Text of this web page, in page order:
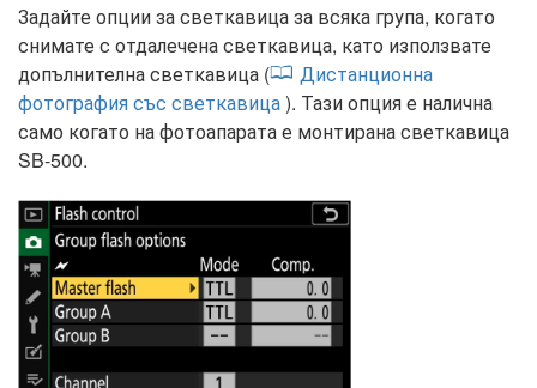
Задайте опции за светкавица за всяка група, когато
снимате с отдалечена светкавица, като използвате
допълнителна светкавица (
Дистанционна
фотография със светкавица). Тази опция е налична
само когато на фотоапарата е монтирана светкавица
SB-500.